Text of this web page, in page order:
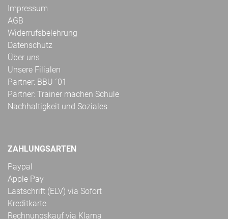
Impressum
AGB
Widerrufsbelehrung
Datenschutz
Über uns
Unsere Filialen
Partner: BBU ´01
Partner: Trainer machen Schule
Nachhaltigkeit und Soziales
ZAHLUNGSARTEN
Paypal
Apple Pay
Lastschrift (ELV) via Sofort
Kreditkarte
Rechnungskauf via Klarna